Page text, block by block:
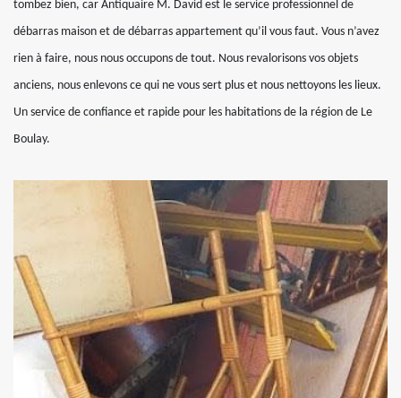
tombez bien, car Antiquaire M. David est le service professionnel de
débarras maison et de débarras appartement qu’il vous faut. Vous n’avez
rien à faire, nous nous occupons de tout. Nous revalorisons vos objets
anciens, nous enlevons ce qui ne vous sert plus et nous nettoyons les lieux.
Un service de confiance et rapide pour les habitations de la région de Le
Boulay.